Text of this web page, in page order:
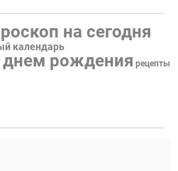
на сегодня
календарь
днем рождения рецепты